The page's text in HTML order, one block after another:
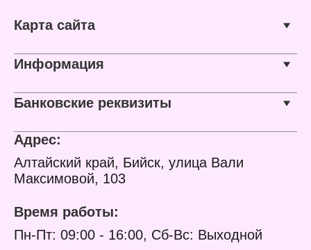
Карта сайта
Информация
Банковские реквизиты
Адрес:
Алтайский край, Бийск, улица Вали
Максимовой, 103
Время работы:
Пн-Пт: 09:00 - 16:00, Сб-Вс: Выходной